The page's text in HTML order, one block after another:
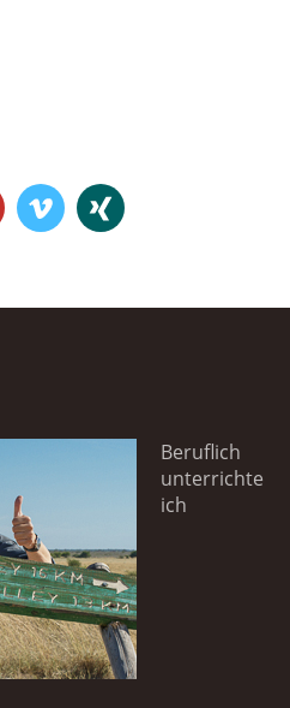
YouTubeVimeo
Beruflich
unterrichte
ich